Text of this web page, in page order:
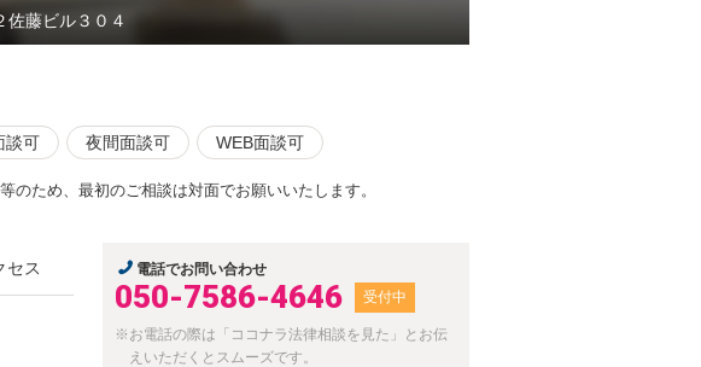
藤ビル３０４
談可 夜間面談可 WEB面談可
ため、最初のご相談は対面でお願いいたします。
セス 電話でお問い合わせ
050-7586-4646 受付中
※お電話の際は「ココナラ法律相談を見た」とお伝
えいただくとスムーズです。